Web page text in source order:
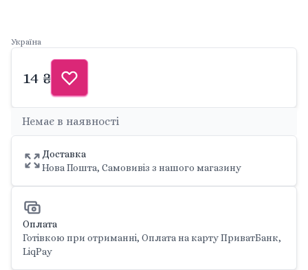
Україна
14 ₴
Немає в наявності
Доставка
Нова Пошта, Самовивіз з нашого магазину
Оплата
Готівкою при отриманні, Оплата на карту ПриватБанк,
LiqPay